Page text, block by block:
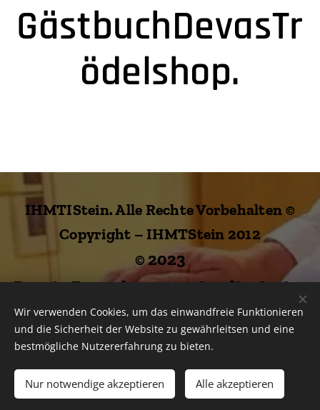
GästbuchDevasTr
ödelshop.
IHMTIStein. Alle Rechte Vorbehalten ©
Copyright – IHMTStein 2012
© 2023
Praxis:Devashypnose-Studio-Stein-
Privatpraxis für
Reinkarnationshypnosen - Praxis für
Hypnose u. psychologische
Beratungen.
Wir verwenden Cookies, um das einwandfreie Funktionieren
und die Sicherheit der Website zu gewährleitsen und eine
bestmögliche Nutzererfahrung zu bieten.
Nur notwendige akzeptieren Alle akzeptieren